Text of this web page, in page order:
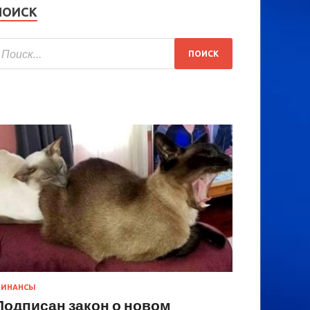
закон о новом